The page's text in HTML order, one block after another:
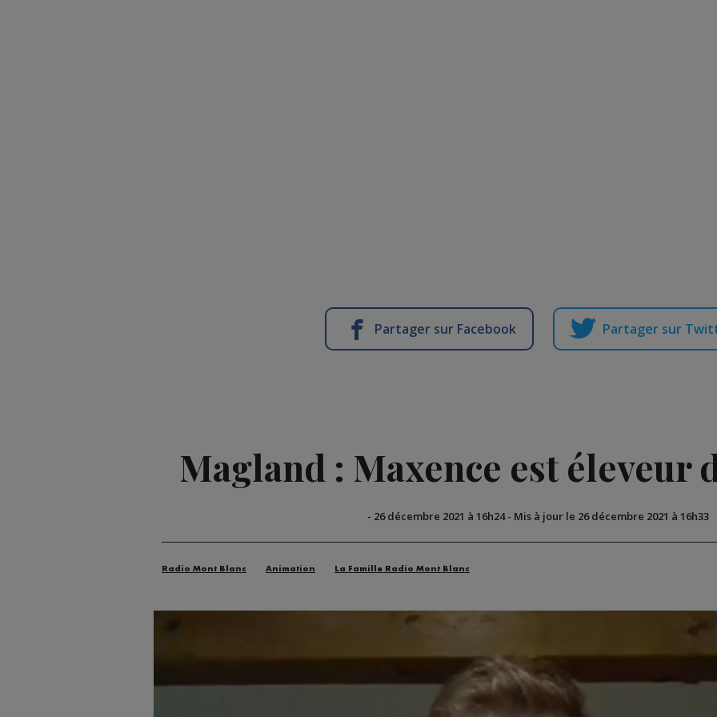
Partager sur Facebook Partager sur
Magland : Maxence est éleveur
- 26 décembre 2021 à 16h24- Mis à jour le 26 décembre 2021 à 16h33
Radio Mont Blanc Animation La Famille Radio Mont Blanc